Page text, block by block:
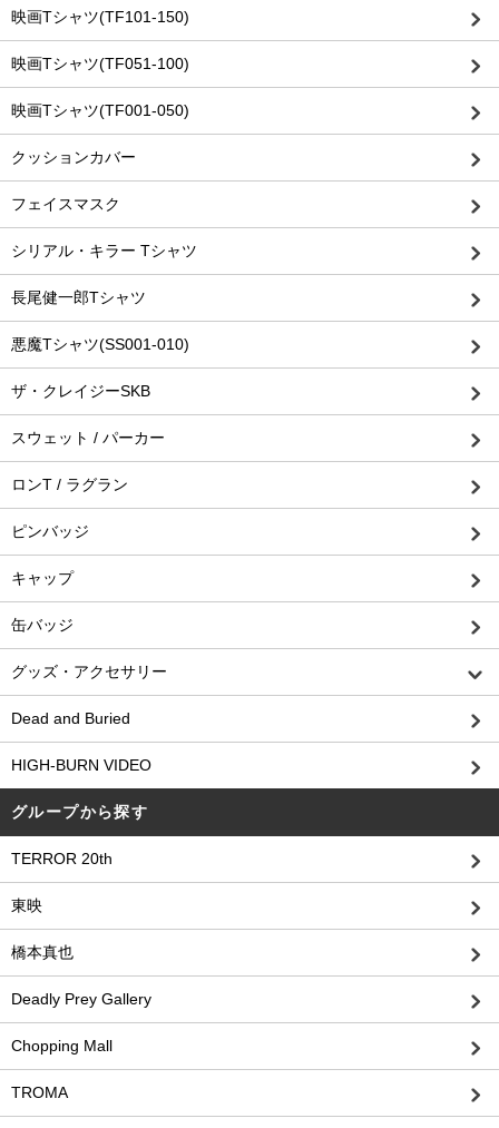
映画Tシャツ(TF101-150)
映画Tシャツ(TF051-100)
映画Tシャツ(TF001-050)
クッションカバー
フェイスマスク
シリアル・キラー Tシャツ
長尾健一郎Tシャツ
悪魔Tシャツ(SS001-010)
ザ・クレイジーSKB
スウェット / パーカー
ロンT / ラグラン
ピンバッジ
キャップ
缶バッジ
グッズ・アクセサリー
Dead and Buried
HIGH-BURN VIDEO
グループから探す
TERROR 20th
東映
橋本真也
Deadly Prey Gallery
Chopping Mall
TROMA